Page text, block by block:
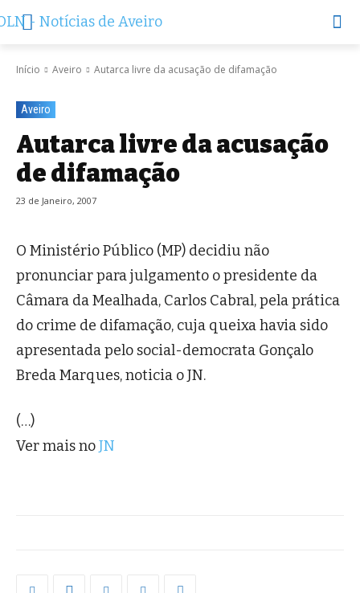
Início Aveiro Autarca livre da acusação de difamação
Aveiro
Autarca livre da acusação
de difamação
23 de Janeiro, 2007
O Ministério Público (MP) decidiu não
pronunciar para julgamento o presidente da
Câmara da Mealhada, Carlos Cabral, pela prática
do crime de difamação, cuja queixa havia sido
apresentada pelo social-democrata Gonçalo
Breda Marques, noticia o JN.
(…)
Ver mais noJN